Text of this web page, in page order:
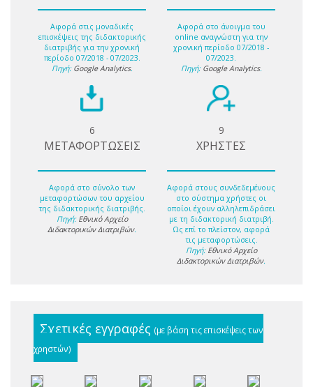
Αφορά στις μοναδικές
επισκέψεις της διδακτορικής
διατριβής για την χρονική
περίοδο 07/2018 - 07/2023.
Πηγή: Google Analytics.
Αφορά στο άνοιγμα του
online αναγνώστη για την
χρονική περίοδο 07/2018 -
07/2023.
Πηγή: Google Analytics.
6
ΜΕΤΑΦΟΡΤΩΣΕΙΣ
Αφορά στο σύνολο των
μεταφορτώσων του αρχείου
της διδακτορικής διατριβής.
Πηγή: Εθνικό Αρχείο
Διδακτορικών Διατριβών.
9
ΧΡΗΣΤΕΣ
Αφορά στους συνδεδεμένους
στο σύστημα χρήστες οι
οποίοι έχουν αλληλεπιδράσει
με τη διδακτορική διατριβή.
Ως επί το πλείστον, αφορά
τις μεταφορτώσεις.
Πηγή: Εθνικό Αρχείο
Διδακτορικών Διατριβών.
Σχετικές εγγραφές (με βάση τις επισκέψεις των
χρηστών)